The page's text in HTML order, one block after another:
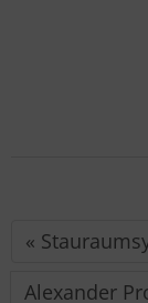
«
Alexander